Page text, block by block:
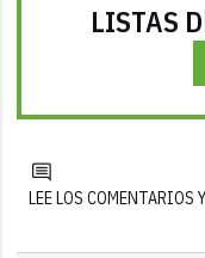
LISTAS
LEE LOS